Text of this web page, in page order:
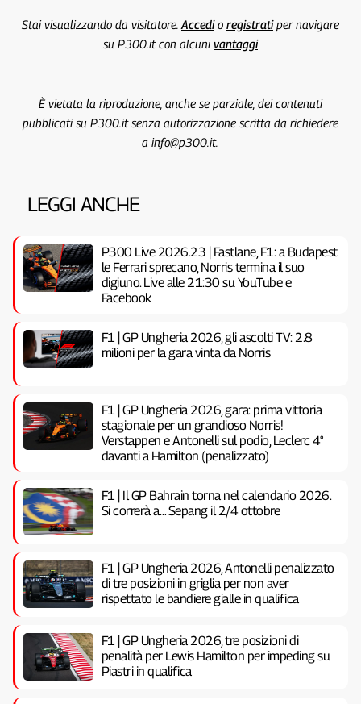
Stai visualizzando da visitatore. Accedio registratiper navigare
su P300.it con alcunivantaggi
È vietata la riproduzione, anche se parziale, dei contenuti
pubblicati su P300.it senza autorizzazione scritta da richiedere
a info@p300.it.
LEGGI ANCHE
P300 Live 2026.23 | Fastlane, F1: a Budapest
le Ferrari sprecano, Norris termina il suo
digiuno. Live alle 21:30 su YouTube e
Facebook
F1 | GP Ungheria 2026, gli ascolti TV: 2.8
milioni per la gara vinta da Norris
F1 | GP Ungheria 2026, gara: prima vittoria
stagionale per un grandioso Norris!
Verstappen e Antonelli sul podio, Leclerc 4°
davanti a Hamilton (penalizzato)
F1 | Il GP Bahrain torna nel calendario 2026.
Si correrà a… Sepang il 2/4 ottobre
F1 | GP Ungheria 2026, Antonelli penalizzato
di tre posizioni in griglia per non aver
rispettato le bandiere gialle in qualifica
F1 | GP Ungheria 2026, tre posizioni di
penalità per Lewis Hamilton per impeding su
Piastri in qualifica